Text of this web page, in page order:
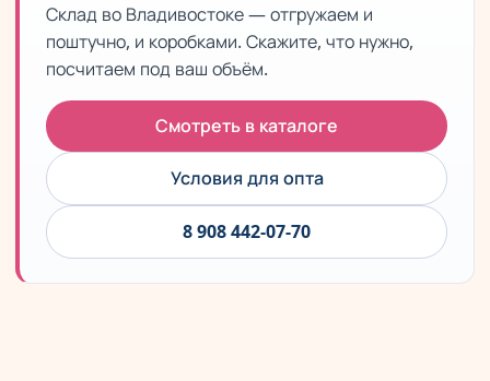
Склад во Владивостоке — отгружаем и
поштучно, и коробками. Скажите, что нужно,
посчитаем под ваш объём.
Смотреть в каталоге
Условия для опта
8 908 442-07-70